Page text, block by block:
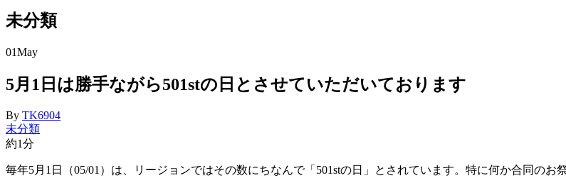
未分類
01May
5月1日は勝手ながら501stの日とさせていただいております
By TK6904
未分類
約1分
毎年5月1日（05/01）は、リージョンではその数にちなんで「501stの日」とされています。特に何か合同の